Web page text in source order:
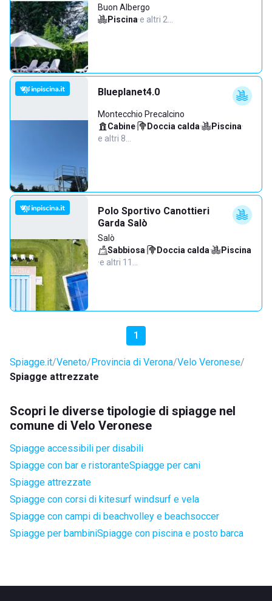
Buon Albergo
Piscina·e altri 2…
Blueplanet4.0
Montecchio Precalcino
Cabine· Doccia calda· Piscina·
e altri 8…
Polo Sportivo Canottieri
Garda Salò
Salò
Sabbiosa· Doccia calda·
Piscina
·e altri 11…
1
Spiagge.it Veneto Provincia di Verona Velo Veronese
Spiagge attrezzate
Scopri le diverse tipologie di spiagge nel
comune di Velo Veronese
Spiagge accessibili per disabili
Spiagge con bar e ristoranteSpiagge per cani
Spiagge attrezzate
Spiagge con corsi di kitesurf windsurf e vela
Spiagge con campi di beachvolley e beachsoccer
Spiagge per bambiniSpiagge con piscina e posto barca